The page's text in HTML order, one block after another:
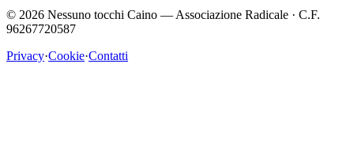
© 2026 Nessuno tocchi Caino — Associazione Radicale · C.F.
96267720587
Privacy·Cookie·Contatti